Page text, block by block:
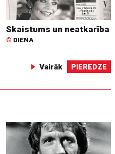
Skaistums un neatkarība
© DIENA
Vairāk PIEREDZE